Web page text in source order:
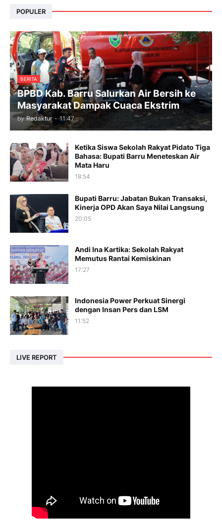
POPULER
BERITA
BPBD Kab. Barru Salurkan Air Bersih ke
Masyarakat Dampak Cuaca Ekstrim
by Redaktur - 11:47
Ketika Siswa Sekolah Rakyat Pidato Tiga
Bahasa: Bupati Barru Meneteskan Air
Mata Haru
18:54
Bupati Barru: Jabatan Bukan Transaksi,
Kinerja OPD Akan Saya Nilai Langsung
20:05
Andi Ina Kartika: Sekolah Rakyat
Memutus Rantai Kemiskinan
17:27
Indonesia Power Perkuat Sinergi
dengan Insan Pers dan LSM
11:52
LIVE REPORT